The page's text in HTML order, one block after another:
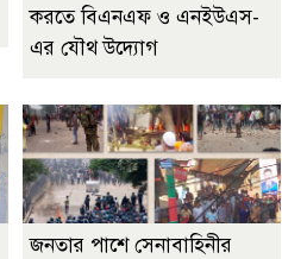
করতে বিএনএফ ও এনইউএস-
এর যৌথ উদ্যোগ
জনতার পাশে সেনাবাহিনীর